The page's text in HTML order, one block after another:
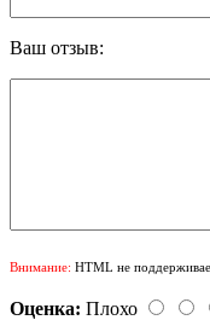
Ваш отзыв:
Внимание: HTML не
Оценка: Плохо